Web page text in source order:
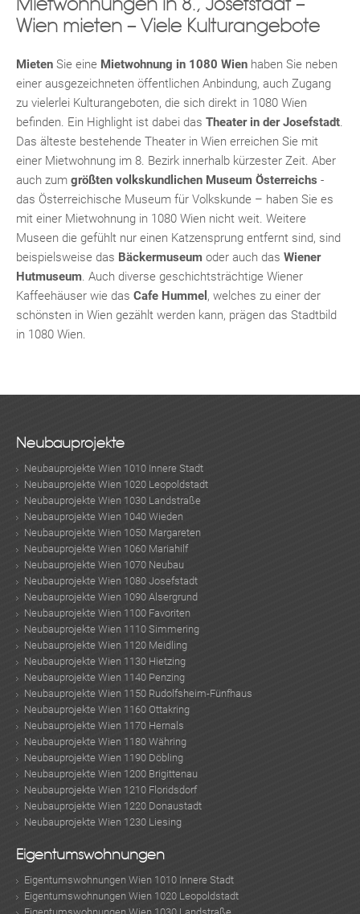
KLIS
Wien mieten – Viele Kulturangebote
Mieten Sie eine Mietwohnung in 1080 Wien haben Sie neben
einer ausgezeichneten öffentlichen Anbindung, auch Zugang
zu vielerlei Kulturangeboten, die sich direkt in 1080 Wien
befinden. Ein Highlight ist dabei das Theater in der Josefstadt.
Das älteste bestehende Theater in Wien erreichen Sie mit
einer Mietwohnung im 8. Bezirk innerhalb kürzester Zeit. Aber
auch zum größten volkskundlichen Museum Österreichs -
das Österreichische Museum für Volkskunde – haben Sie es
mit einer Mietwohnung in 1080 Wien nicht weit. Weitere
Museen die gefühlt nur einen Katzensprung entfernt sind, sind
beispielsweise das Bäckermuseum oder auch das Wiener
Hutmuseum. Auch diverse geschichtsträchtige Wiener
Kaffeehäuser wie das Cafe Hummel , welches zu einer der
schönsten in Wien gezählt werden kann, prägen das Stadtbild
in 1080 Wien.
Neubauprojekte
Neubauprojekte Wien 1010 Innere Stadt
Neubauprojekte Wien 1020 Leopoldstadt
Neubauprojekte Wien 1030 Landstraße
Neubauprojekte Wien 1040 Wieden
Neubauprojekte Wien 1050 Margareten
Neubauprojekte Wien 1060 Mariahilf
Neubauprojekte Wien 1070 Neubau
Neubauprojekte Wien 1080 Josefstadt
Neubauprojekte Wien 1090 Alsergrund
Neubauprojekte Wien 1100 Favoriten
Neubauprojekte Wien 1110 Simmering
Neubauprojekte Wien 1120 Meidling
Neubauprojekte Wien 1130 Hietzing
Neubauprojekte Wien 1140 Penzing
Neubauprojekte Wien 1150 Rudolfsheim-Fünfhaus
Neubauprojekte Wien 1160 Ottakring
Neubauprojekte Wien 1170 Hernals
Neubauprojekte Wien 1180 Währing
Neubauprojekte Wien 1190 Döbling
Neubauprojekte Wien 1200 Brigittenau
Neubauprojekte Wien 1210 Floridsdorf
Neubauprojekte Wien 1220 Donaustadt
Neubauprojekte Wien 1230 Liesing
Eigentumswohnungen
Eigentumswohnungen Wien 1010 Innere Stadt
Eigentumswohnungen Wien 1020 Leopoldstadt